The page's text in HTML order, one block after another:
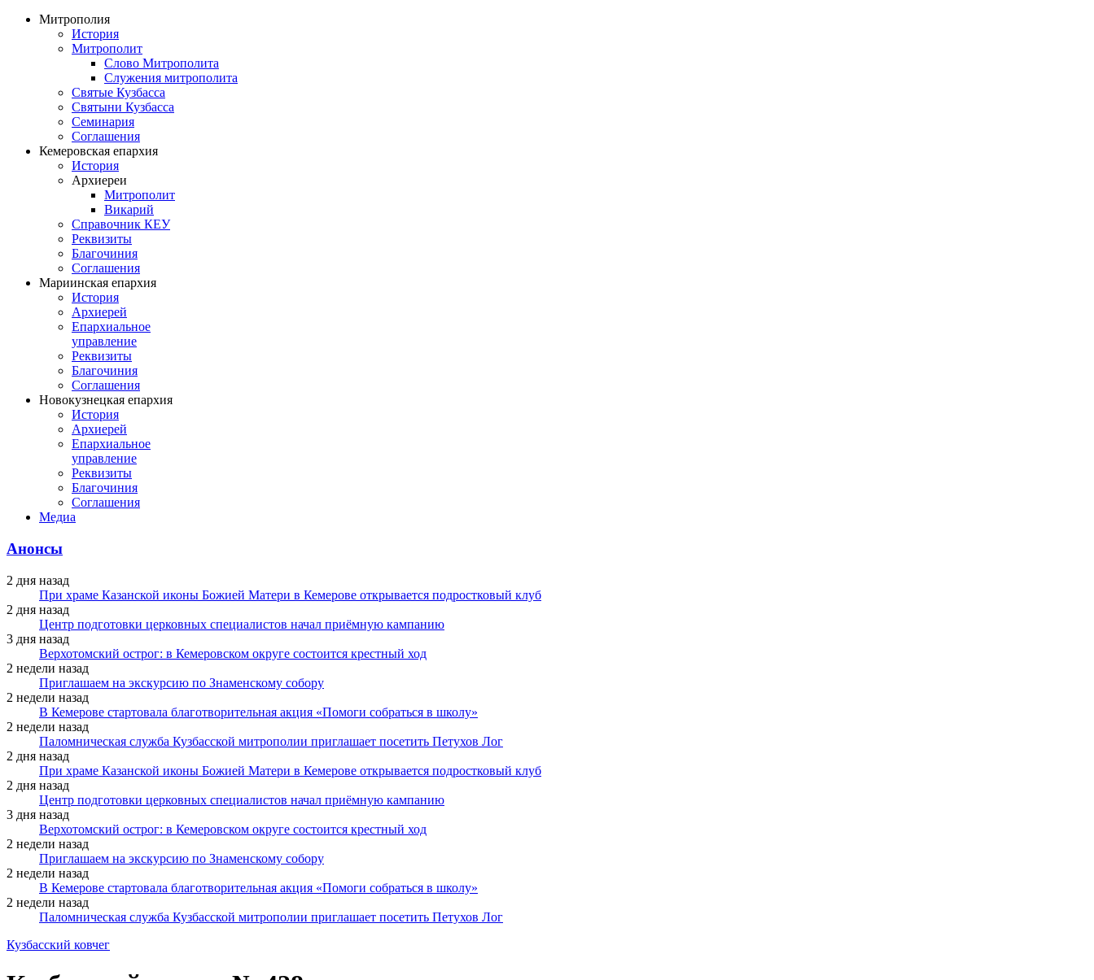
Митрополия
История
Митрополит
Слово Митрополита
Служения митрополита
Святые Кузбасса
Святыни Кузбасса
Семинария
Соглашения
Кемеровская епархия
История
Архиереи
Митрополит
Викарий
Справочник КЕУ
Реквизиты
Благочиния
Соглашения
Мариинская епархия
История
Архиерей
Епархиальное
управление
Реквизиты
Благочиния
Соглашения
Новокузнецкая епархия
История
Архиерей
Епархиальное
управление
Реквизиты
Благочиния
Соглашения
Медиа
Анонсы
2 дня назад
При храме Казанской иконы Божией Матери в Кемерове открывается подростковый клуб
2 дня назад
Центр подготовки церковных специалистов начал приёмную кампанию
3 дня назад
Верхотомский острог: в Кемеровском округе состоится крестный ход
2 недели назад
Приглашаем на экскурсию по Знаменскому собору
2 недели назад
В Кемерове стартовала благотворительная акция «Помоги собраться в школу»
2 недели назад
Паломническая служба Кузбасской митрополии приглашает посетить Петухов Лог
2 дня назад
При храме Казанской иконы Божией Матери в Кемерове открывается подростковый клуб
2 дня назад
Центр подготовки церковных специалистов начал приёмную кампанию
3 дня назад
Верхотомский острог: в Кемеровском округе состоится крестный ход
2 недели назад
Приглашаем на экскурсию по Знаменскому собору
2 недели назад
В Кемерове стартовала благотворительная акция «Помоги собраться в школу»
2 недели назад
Паломническая служба Кузбасской митрополии приглашает посетить Петухов Лог
Кузбасский ковчег